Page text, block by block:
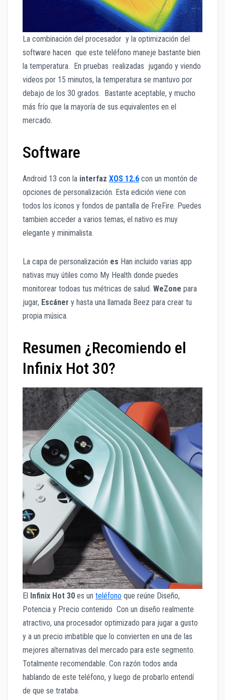
La combinación del procesador y la optimización del
software hacen que este teléfono maneje bastante bien
la temperatura. En pruebas realizadas jugando y viendo
videos por 15 minutos, la temperatura se mantuvo por
debajo de los 30 grados. Bastante aceptable, y mucho
más frío que la mayoría de sus equivalentes en el
mercado.
Software
Android 13 con la interfaz XOS 12.6 con un montón de
opciones de personalización. Esta edición viene con
todos los íconos y fondos de pantalla de FreFire. Puedes
tambien acceder a varios temas, el nativo es muy
elegante y minimalista.
La capa de personalización es Han incluido varias app
nativas muy útiles como My Health donde puedes
monitorear todoas tus métricas de salud. WeZone para
jugar, Escáner y hasta una llamada Beez para crear tu
propia música.
Resumen ¿Recomiendo el
Infinix Hot 30?
El Infinix Hot 30 es un teléfono que reúne Diseño,
Potencia y Precio contenido Con un diseño realmente
atractivo, una procesador optimizado para jugar a gusto
y a un precio imbatible que lo convierten en una de las
mejores alternativas del mercado para este segmento.
Totalmente recomendable. Con razón todos anda
hablando de este teléfono, y luego de probarlo entendí
de que se trataba.